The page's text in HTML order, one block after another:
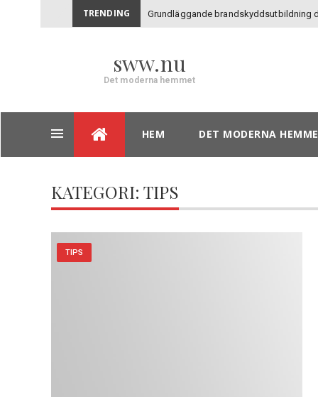
TRENDING Grundläggande brandskyddsutbildning
sww.nu
Det moderna hemmet
to
HEM DET MODERNA
KATEGORI: TIPS
TIPS